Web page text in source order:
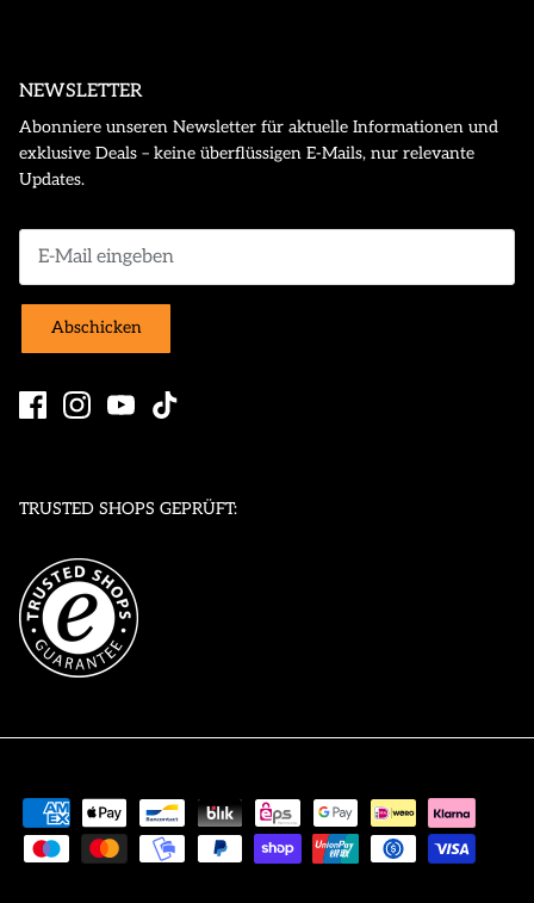
NEWSLETTER
Abonniere unseren Newsletter für aktuelle Informationen und
exklusive Deals – keine überflüssigen E-Mails, nur relevante
Updates.
Abschicken
TRUSTED SHOPS GEPRÜFT: